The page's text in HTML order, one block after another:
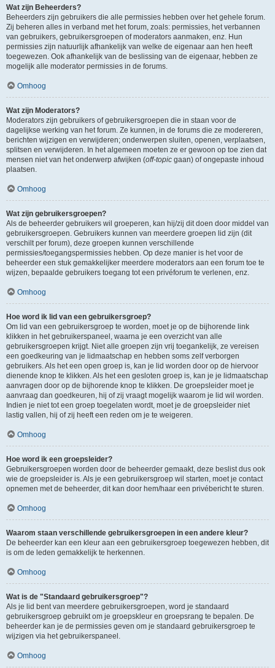
Wat zijn Beheerders?
Beheerders zijn gebruikers die alle permissies hebben over het gehele forum.
Zij beheren alles in verband met het forum, zoals: permissies, het verbannen
van gebruikers, gebruikersgroepen of moderators aanmaken, enz. Hun
permissies zijn natuurlijk afhankelijk van welke de eigenaar aan hen heeft
toegewezen. Ook afhankelijk van de beslissing van de eigenaar, hebben ze
mogelijk alle moderator permissies in de forums.
Omhoog
Wat zijn Moderators?
Moderators zijn gebruikers of gebruikersgroepen die in staan voor de
dagelijkse werking van het forum. Ze kunnen, in de forums die ze modereren,
berichten wijzigen en verwijderen; onderwerpen sluiten, openen, verplaatsen,
splitsen en verwijderen. In het algemeen moeten ze er gewoon op toe zien dat
mensen niet van het onderwerp afwijken (off-topic gaan) of ongepaste inhoud
plaatsen.
Omhoog
Wat zijn gebruikersgroepen?
Als de beheerder gebruikers wil groeperen, kan hij/zij dit doen door middel van
gebruikersgroepen. Gebruikers kunnen van meerdere groepen lid zijn (dit
verschilt per forum), deze groepen kunnen verschillende
permissies/toegangspermissies hebben. Op deze manier is het voor de
beheerder een stuk gemakkelijker meerdere moderators aan een forum toe te
wijzen, bepaalde gebruikers toegang tot een privéforum te verlenen, enz.
Omhoog
Hoe word ik lid van een gebruikersgroep?
Om lid van een gebruikersgroep te worden, moet je op de bijhorende link
klikken in het gebruikerspaneel, waarna je een overzicht van alle
gebruikersgroepen krijgt. Niet alle groepen zijn vrij toegankelijk, ze vereisen
een goedkeuring van je lidmaatschap en hebben soms zelf verborgen
gebruikers. Als het een open groep is, kan je lid worden door op de hiervoor
dienende knop te klikken. Als het een gesloten groep is, kan je je lidmaatschap
aanvragen door op de bijhorende knop te klikken. De groepsleider moet je
aanvraag dan goedkeuren, hij of zij vraagt mogelijk waarom je lid wil worden.
Indien je niet tot een groep toegelaten wordt, moet je de groepsleider niet
lastig vallen, hij of zij heeft een reden om je te weigeren.
Omhoog
Hoe word ik een groepsleider?
Gebruikersgroepen worden door de beheerder gemaakt, deze beslist dus ook
wie de groepsleider is. Als je een gebruikersgroep wil starten, moet je contact
opnemen met de beheerder, dit kan door hem/haar een privébericht te sturen.
Omhoog
Waarom staan verschillende gebruikersgroepen in een andere kleur?
De beheerder kan een kleur aan een gebruikersgroep toegewezen hebben, dit
is om de leden gemakkelijk te herkennen.
Omhoog
Wat is de "Standaard gebruikersgroep"?
Als je lid bent van meerdere gebruikersgroepen, word je standaard
gebruikersgroep gebruikt om je groepskleur en groepsrang te bepalen. De
beheerder kan je de permissies geven om je standaard gebruikersgroep te
wijzigen via het gebruikerspaneel.
Omhoog